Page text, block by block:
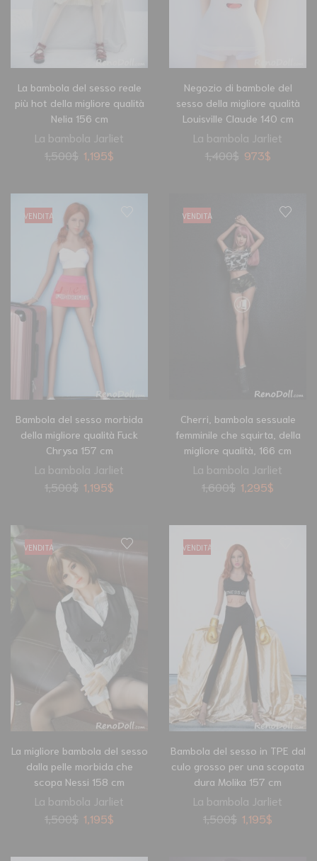
La bambola del sesso reale
più hot della migliore qualità
Nelia 156 cm
La bambola Jarliet
1,500$ 1,195$
Negozio di bambole del
sesso della migliore qualità
Louisville Claude 140 cm
La bambola Jarliet
1,400$ 973$
VENDITA
Bambola del sesso morbida
della migliore qualità Fuck
Chrysa 157 cm
La bambola Jarliet
1,500$ 1,195$
VENDITA
Cherri, bambola sessuale
femminile che squirta, della
migliore qualità, 166 cm
La bambola Jarliet
1,600$ 1,295$
VENDITA
La migliore bambola del sesso
dalla pelle morbida che
scopa Nessi 158 cm
La bambola Jarliet
1,500$ 1,195$
VENDITA
Bambola del sesso in TPE dal
culo grosso per una scopata
dura Molika 157 cm
La bambola Jarliet
1,500$ 1,195$